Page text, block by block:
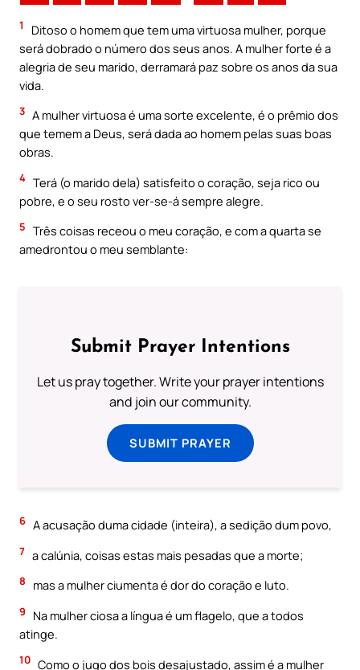
1
Ditoso o homem que tem uma virtuosa mulher, porque
será dobrado o número dos seus anos. A mulher forte é a
alegria de seu marido, derramará paz sobre os anos da sua
vida.
3 A mulher virtuosa é uma sorte excelente, é o prêmio dos
que temem a Deus, será dada ao homem pelas suas boas
obras.
4 Terá (o marido dela) satisfeito o coração, seja rico ou
pobre, e o seu rosto ver-se-á sempre alegre.
5 Três coisas receou o meu coração, e com a quarta se
amedrontou o meu semblante:
Submit Prayer Intentions
Let us pray together. Write your prayer intentions
and join our community.
SUBMIT PRAYER
6 A acusação duma cidade (inteira), a sedição dum povo,
7 a calúnia, coisas estas mais pesadas que a morte;
8 mas a mulher ciumenta é dor do coração e luto.
9
Na mulher ciosa a língua é um flagelo, que a todos
atinge.
10 Como o jugo dos bois desajustado, assim é a mulher